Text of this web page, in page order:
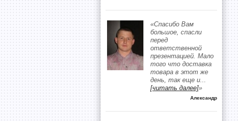
«Спасибо Вам
большое, спасли
перед
ответственной
презентацией. Мало
того что доставка
товара в этот же
день, так еще и...
[читать далее]»
Александр